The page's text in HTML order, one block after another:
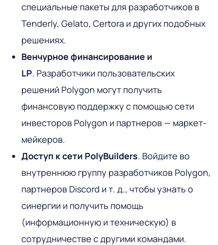
специальные пакеты для разработчиков в
Tenderly, Gelato, Certora и других подобных
решениях.
Венчурное финансирование и
LP. Разработчики пользовательских
решений Polygon могут получить
финансовую поддержку с помощью сети
инвесторов Polygon и партнеров — маркет-
мейкеров.
Доступ к сети PolyBuilders. Войдите во
внутреннюю группу разработчиков Polygon,
партнеров Discord и т. д., чтобы узнать о
синергии и получить помощь
(информационную и техническую) в
сотрудничестве с другими командами.